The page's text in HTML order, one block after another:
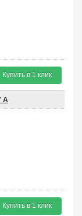
Купить в 1 клик
A
Купить в 1 клик